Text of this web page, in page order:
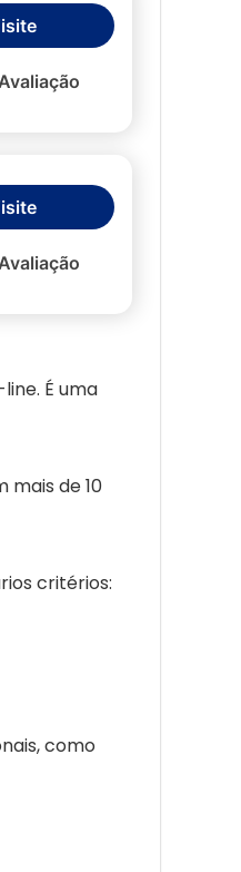
É uma
mais de 10
critérios:
como